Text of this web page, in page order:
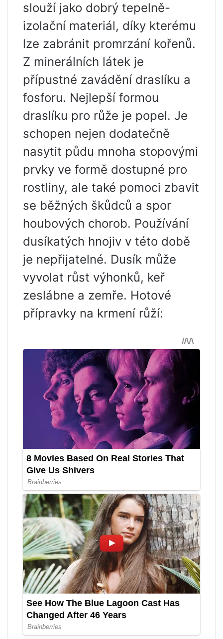
slouží jako dobrý tepelně-
izolační materiál, díky kterému
lze zabránit promrzání kořenů.
Z minerálních látek je
přípustné zavádění draslíku a
fosforu. Nejlepší formou
draslíku pro růže je popel. Je
schopen nejen dodatečně
nasytit půdu mnoha stopovými
prvky ve formě dostupné pro
rostliny, ale také pomoci zbavit
se běžných škůdců a spor
houbových chorob. Používání
dusíkatých hnojiv v této době
je nepřijatelné. Dusík může
vyvolat růst výhonků, keř
zeslábne a zemře. Hotové
přípravky na krmení růží: